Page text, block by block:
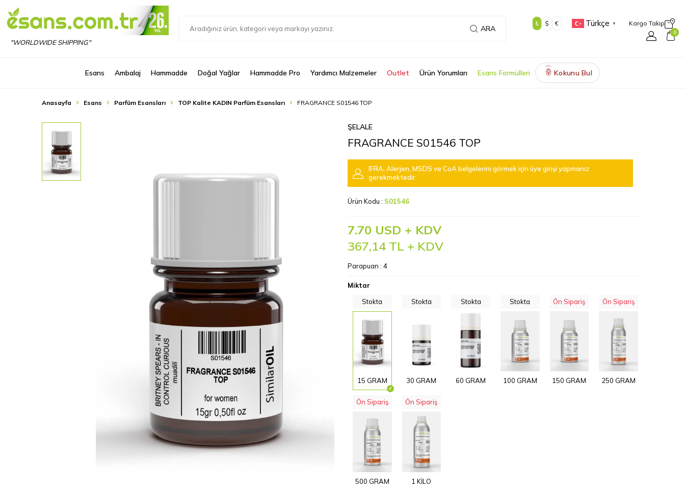
"WORLDWIDE SHIPPING"
ARA
₺ $ € Türkçe ▼ Kargo Takip
0
Esans Ambalaj Hammadde Doğal Yağlar Hammadde Pro Yardımcı Malzemeler Outlet Ürün Yorumları Esans Formülleri 🌸 Kokunu Bul
Anasayfa Esans Parfüm Esansları TOP Kalite KADIN Parfüm Esansları FRAGRANCE S01546 TOP
ŞELALE
FRAGRANCE S01546 TOP
IFRA, Alerjen, MSDS ve CoA belgelerini görmek için üye girişi yapmanız
gerekmektedir.
Ürün Kodu : S01546
7.70 USD + KDV
367,14 TL + KDV
Parapuan : 4
Miktar
Stokta
15 GRAM
Stokta
30 GRAM
Stokta
60 GRAM
Stokta
100 GRAM
Ön Sipariş
150 GRAM
Ön Sipariş
250 GRAM
Ön Sipariş
500 GRAM
Ön Sipariş
1 KİLO